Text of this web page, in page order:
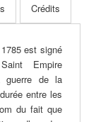
Crédits
est signé
Empire
guerre de la
entre les
du fait que